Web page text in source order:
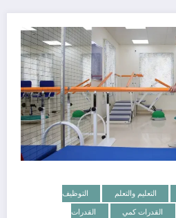
التعليم والتعلم
التوظيف
القدرات كمي
القدرات